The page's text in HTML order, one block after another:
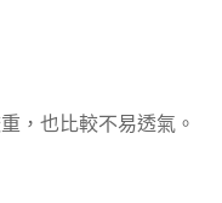
，也比較不易透氣。